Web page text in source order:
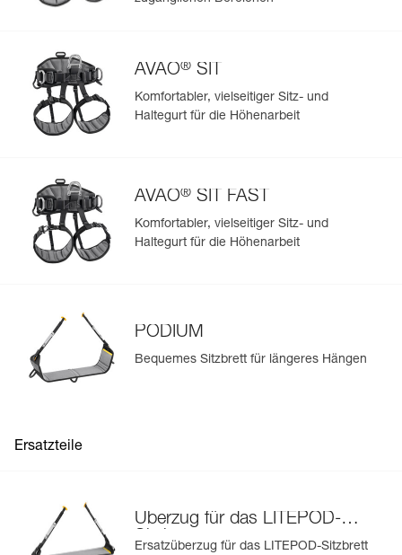
Mehr erfahren
AVAO® SIT
Komfortabler, vielseitiger Sitz- und
Haltegurt für die Höhenarbeit
AVAO® SIT FAST
Komfortabler, vielseitiger Sitz- und
Haltegurt für die Höhenarbeit
PODIUM
Bequemes Sitzbrett für längeres Hängen
Ersatzteile
Überzug für das LITEPOD-
Sitzbrett
Ersatzüberzug für das LITEPOD-Sitzbrett